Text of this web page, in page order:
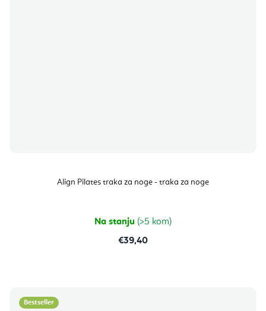
Align Pilates traka za noge - traka za noge
Na stanju (>5 kom)
€39,40
Bestseller